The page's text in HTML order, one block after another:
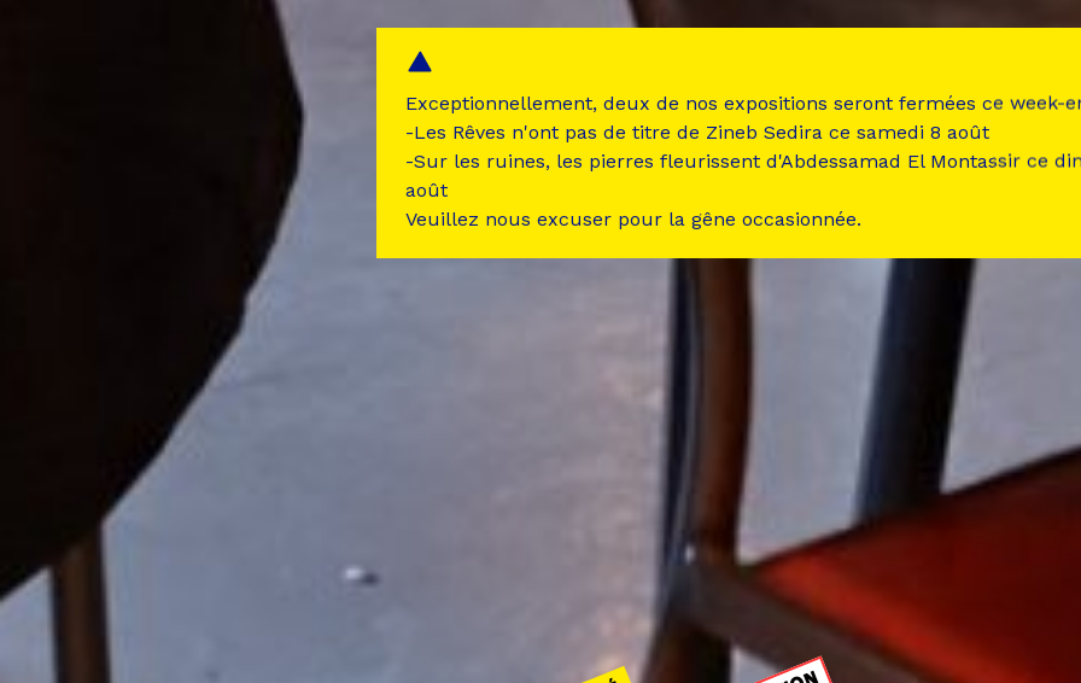
Exceptionnellement, deux de nos expositions seront fermées ce week-
-Les Rêves n'ont pas de titre de Zineb Sedira ce samedi 8 août
-Sur les ruines, les pierres fleurissent d'Abdessamad El Montassir ce
août
Veuillez nous excuser pour la gêne occasionnée.